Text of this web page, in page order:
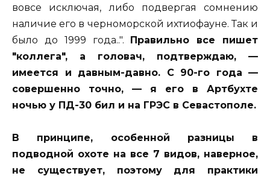
вовсе исключая, либо подвергая сомнению
наличие его в черноморской ихтиофауне. Так и
было до 1999 года..". Правильно все пишет
"коллега", а головач, подтверждаю, —
имеется и давным-давно. С 90-го года —
совершенно точно, — я его в Артбухте
ночью у ПД-30 бил и на ГРЭС в Севастополе.
В принципе, особенной разницы в
подводной охоте на все 7 видов, наверное,
не существует, поэтому для практики